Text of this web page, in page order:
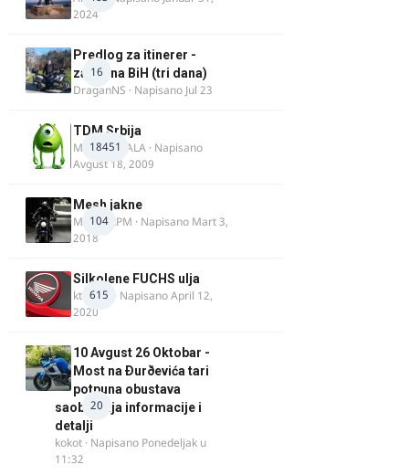
2024
16
Predlog za itinerer -
zapadna BiH (tri dana)
DraganNS · Napisano Jul 23
18451
TDM Srbija
MURICAMALA · Napisano
Avgust 18, 2009
104
Mesh jakne
MostarRPM · Napisano Mart 3,
2018
615
Silkolene FUCHS ulja
ktm600 · NapisanoApril 12,
2020
20
10 Avgust 26 Oktobar -
Most na Ðurðevića tari
potpuna obustava
saobraćaja informacije i
detalji
kokot · Napisano Ponedeljak u
11:32